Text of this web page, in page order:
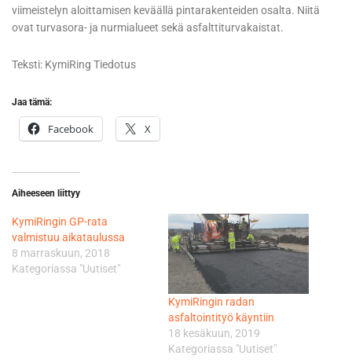
viimeistelyn aloittamisen keväällä pintarakenteiden osalta. Niitä
ovat turvasora- ja nurmialueet sekä asfalttiturvakaistat.
Teksti: KymiRing Tiedotus
Jaa tämä:
Facebook X
Aiheeseen liittyy
KymiRingin GP-rata
valmistuu aikataulussa
8 marraskuun, 2018
Kategoriassa "Uutiset"
KymiRingin radan
asfaltointityö käyntiin
18 kesäkuun, 2019
Kategoriassa "Uutiset"